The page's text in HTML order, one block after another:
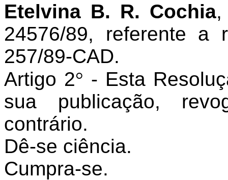
Etelvina B. R. Cochia,
24576/89, referente a
257/89-CAD.
Artigo 2° - Esta
sua publicação,
contrário.
Dê-se ciência.
Cumpra-se.